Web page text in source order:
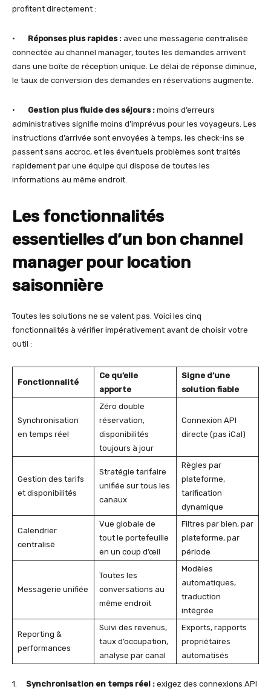
profitent directement :
• Réponses plus rapides : avec une messagerie centralisée
connectée au channel manager, toutes les demandes arrivent
dans une boîte de réception unique. Le délai de réponse diminue,
le taux de conversion des demandes en réservations augmente.
• Gestion plus fluide des séjours : moins d’erreurs
administratives signifie moins d’imprévus pour les voyageurs. Les
instructions d’arrivée sont envoyées à temps, les check-ins se
passent sans accroc, et les éventuels problèmes sont traités
rapidement par une équipe qui dispose de toutes les
informations au même endroit.
Les fonctionnalités
essentielles d’un bon channel
manager pour location
saisonnière
Toutes les solutions ne se valent pas. Voici les cinq
fonctionnalités à vérifier impérativement avant de choisir votre
outil :
Fonctionnalité
Ce qu’elle
apporte
Signe d’une
solution fiable
Synchronisation
en temps réel
Zéro double
réservation,
disponibilités
toujours à jour
Connexion API
directe (pas iCal)
Gestion des tarifs
et disponibilités
Stratégie tarifaire
unifiée sur tous les
canaux
Règles par
plateforme,
tarification
dynamique
Calendrier
centralisé
Vue globale de
tout le portefeuille
en un coup d’œil
Filtres par bien, par
plateforme, par
période
Messagerie unifiée
Toutes les
conversations au
même endroit
Modèles
automatiques,
traduction
intégrée
Reporting &
performances
Suivi des revenus,
taux d’occupation,
analyse par canal
Exports, rapports
propriétaires
automatisés
1. Synchronisation en temps réel : exigez des connexions API